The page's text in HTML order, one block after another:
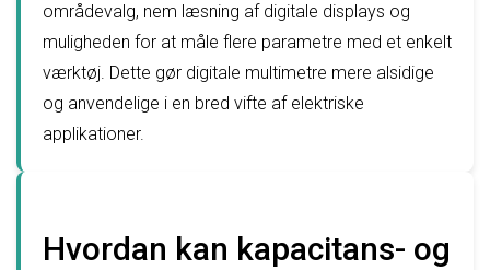
områdevalg, nem læsning af digitale displays og
muligheden for at måle flere parametre med et enkelt
værktøj. Dette gør digitale multimetre mere alsidige
og anvendelige i en bred vifte af elektriske
applikationer.
Hvordan kan kapacitans- og